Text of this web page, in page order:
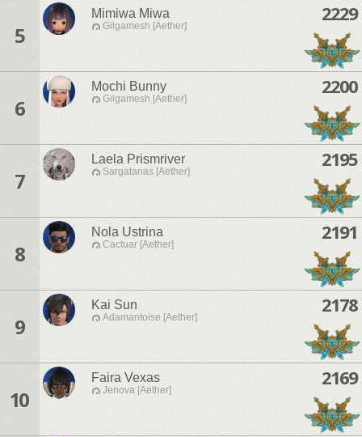
5
Mimiwa Miwa
Gilgamesh [Aether]
2229
6
Mochi Bunny
Gilgamesh [Aether]
2200
7
Laela Prismriver
Sargatanas [Aether]
2195
8
Nola Ustrina
Cactuar [Aether]
2191
9
Kai Sun
Adamantoise [Aether]
2178
10
Faira Vexas
Jenova [Aether]
2169